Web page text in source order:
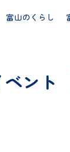
富山のくらし
ント